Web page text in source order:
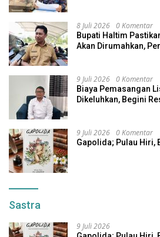
8 Juli 2026 0 Komentar
Bupati Haltim
Akan Dirumahkan,
9 Juli 2026 0 Komentar
Biaya Pemasangan
Dikeluhkan, Begini
9 Juli 2026 0 Komentar
Gapolida; Pulau Hiri,
Sastra
9 Juli 2026